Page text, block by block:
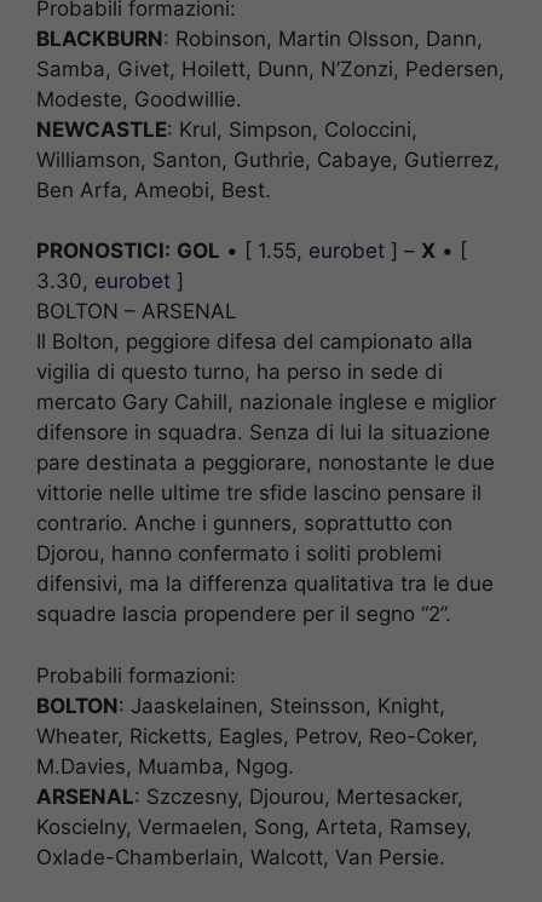
Probabili formazioni:
BLACKBURN: Robinson, Martin Olsson, Dann,
Samba, Givet, Hoilett, Dunn, N’Zonzi, Pedersen,
Modeste, Goodwillie.
NEWCASTLE: Krul, Simpson, Coloccini,
Williamson, Santon, Guthrie, Cabaye, Gutierrez,
Ben Arfa, Ameobi, Best.
PRONOSTICI: GOL • [ 1.55, eurobet ] – X • [
3.30, eurobet ]
BOLTON – ARSENAL
Il Bolton, peggiore difesa del campionato alla
vigilia di questo turno, ha perso in sede di
mercato Gary Cahill, nazionale inglese e miglior
difensore in squadra. Senza di lui la situazione
pare destinata a peggiorare, nonostante le due
vittorie nelle ultime tre sfide lascino pensare il
contrario. Anche i gunners, soprattutto con
Djorou, hanno confermato i soliti problemi
difensivi, ma la differenza qualitativa tra le due
squadre lascia propendere per il segno “2”.
Probabili formazioni:
BOLTON: Jaaskelainen, Steinsson, Knight,
Wheater, Ricketts, Eagles, Petrov, Reo-Coker,
M.Davies, Muamba, Ngog.
ARSENAL: Szczesny, Djourou, Mertesacker,
Koscielny, Vermaelen, Song, Arteta, Ramsey,
Oxlade-Chamberlain, Walcott, Van Persie.